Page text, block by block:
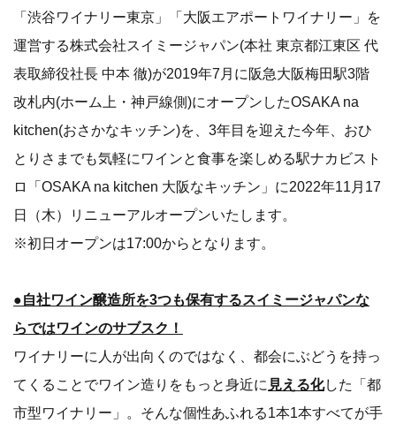
「渋谷ワイナリー東京」「大阪エアポートワイナリー」を
運営する株式会社スイミージャパン(本社 東京都江東区 代
表取締役社長 中本 徹)が2019年7月に阪急大阪梅田駅3階
改札内(ホーム上・神戸線側)にオープンしたOSAKA na
kitchen(おさかなキッチン)を、3年目を迎えた今年、おひ
とりさまでも気軽にワインと食事を楽しめる駅ナカビスト
ロ「OSAKA na kitchen 大阪なキッチン」に2022年11月17
日（木）リニューアルオープンいたします。
※初日オープンは17:00からとなります。
●自社ワイン醸造所を3つも保有するスイミージャパンな
らではワインのサブスク！
ワイナリーに人が出向くのではなく、都会にぶどうを持っ
てくることでワイン造りをもっと身近に 見える化した「都
市型ワイナリー」。そんな個性あふれる1本1本すべてが手